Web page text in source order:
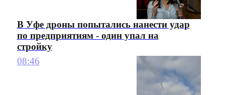
В Уфе дроны попытались нанести удар
по предприятиям - один упал на
стройку
08:46